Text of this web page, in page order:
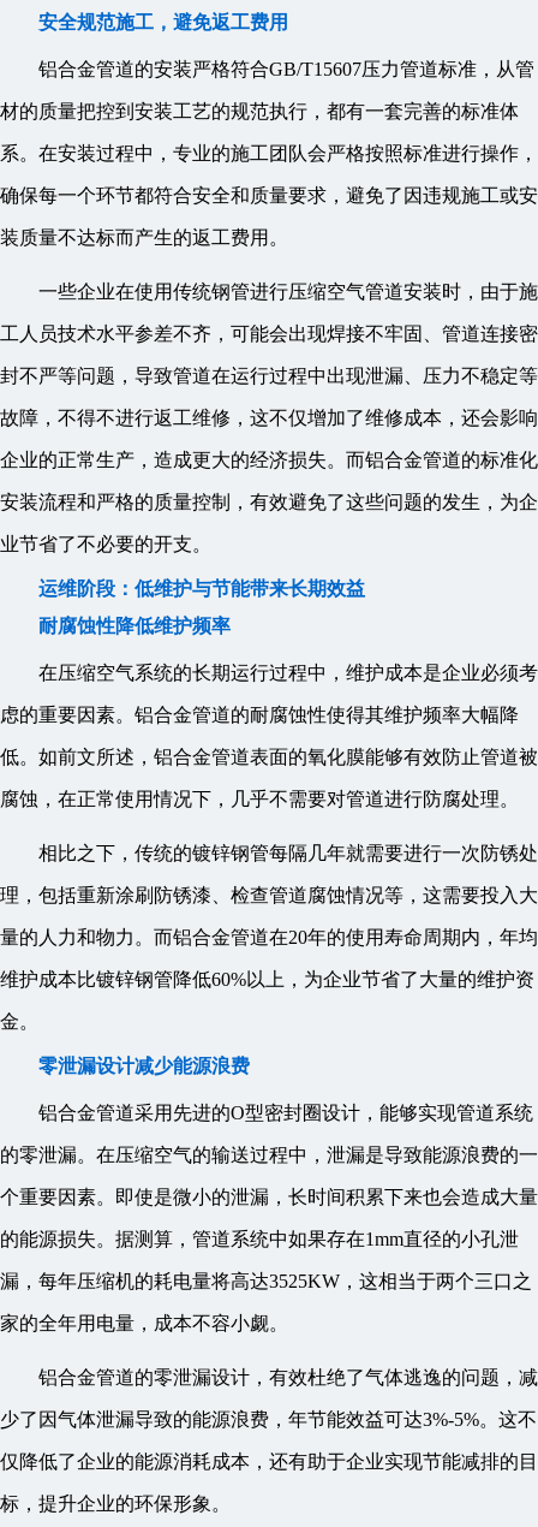
安全规范施工，避免返工费用
铝合金管道的安装严格符合GB/T15607压力管道标准，从管
材的质量把控到安装工艺的规范执行，都有一套完善的标准体
系。在安装过程中，专业的施工团队会严格按照标准进行操作，
确保每一个环节都符合安全和质量要求，避免了因违规施工或安
装质量不达标而产生的返工费用。
一些企业在使用传统钢管进行压缩空气管道安装时，由于施
工人员技术水平参差不齐，可能会出现焊接不牢固、管道连接密
封不严等问题，导致管道在运行过程中出现泄漏、压力不稳定等
故障，不得不进行返工维修，这不仅增加了维修成本，还会影响
企业的正常生产，造成更大的经济损失。而铝合金管道的标准化
安装流程和严格的质量控制，有效避免了这些问题的发生，为企
业节省了不必要的开支。
运维阶段：低维护与节能带来长期效益
耐腐蚀性降低维护频率
在压缩空气系统的长期运行过程中，维护成本是企业必须考
虑的重要因素。铝合金管道的耐腐蚀性使得其维护频率大幅降
低。如前文所述，铝合金管道表面的氧化膜能够有效防止管道被
腐蚀，在正常使用情况下，几乎不需要对管道进行防腐处理。
相比之下，传统的镀锌钢管每隔几年就需要进行一次防锈处
理，包括重新涂刷防锈漆、检查管道腐蚀情况等，这需要投入大
量的人力和物力。而铝合金管道在20年的使用寿命周期内，年均
维护成本比镀锌钢管降低60%以上，为企业节省了大量的维护资
金。
零泄漏设计减少能源浪费
铝合金管道采用先进的O型密封圈设计，能够实现管道系统
的零泄漏。在压缩空气的输送过程中，泄漏是导致能源浪费的一
个重要因素。即使是微小的泄漏，长时间积累下来也会造成大量
的能源损失。据测算，管道系统中如果存在1mm直径的小孔泄
漏，每年压缩机的耗电量将高达3525KW，这相当于两个三口之
家的全年用电量，成本不容小觑。
铝合金管道的零泄漏设计，有效杜绝了气体逃逸的问题，减
少了因气体泄漏导致的能源浪费，年节能效益可达3%-5%。这不
仅降低了企业的能源消耗成本，还有助于企业实现节能减排的目
标，提升企业的环保形象。